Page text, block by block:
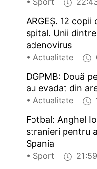
• Sport 22:43
ARGEŞ. 12
spital. Unii
adenovirus
• Actualitate
DGPMB: Două
au evadat din
• Actualitate
Fotbal: Anghel
stranieri pentru
Spania
• Sport 21:59